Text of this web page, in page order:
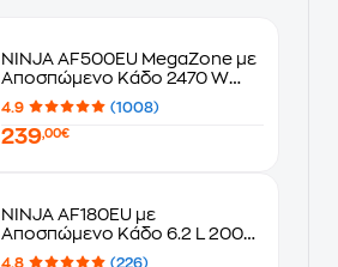
NINJA AF500EU MegaZone με
Αποσπώμενο Κάδο 2470 W
10.4 L Μαύρο Φριτέζα Αέρος
4.9 (1008)
239,00€
NINJA AF180EU με
Αποσπώμενο Κάδο 6.2 L 2000
W Μαύρο Φριτέζα Αέρος
4.8 (226)